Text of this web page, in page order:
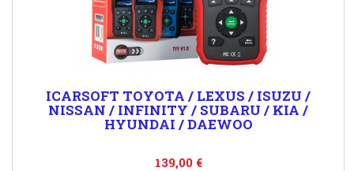
ICARSOFT TOYOTA / LEXUS / ISUZU /
NISSAN / INFINITY / SUBARU / KIA /
HYUNDAI / DAEWOO
Precio
139,00 €